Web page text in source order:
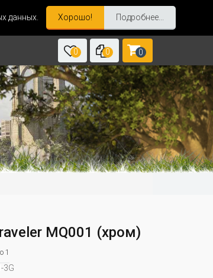
данных. Хорошо! Подробнее...
0 0 0
MQ001 (хром)
1
3G